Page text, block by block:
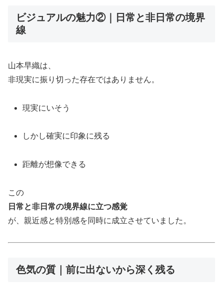
ビジュアルの魅力②｜日常と非日常の境界
線
山本早織は、
非現実に振り切った存在ではありません。
現実にいそう
しかし確実に印象に残る
距離が想像できる
この
日常と非日常の境界線に立つ感覚
が、親近感と特別感を同時に成立させていました。
色気の質｜前に出ないから深く残る